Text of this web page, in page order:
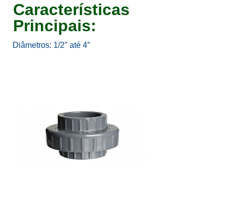
Características
Principais:
Diâmetros: 1/2″ até 4″